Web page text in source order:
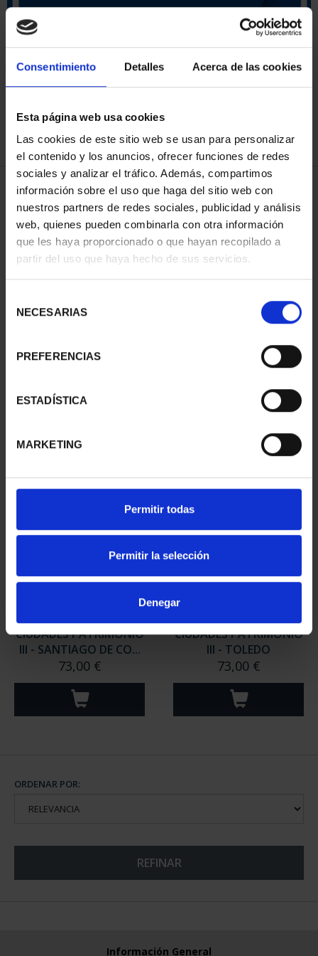
Consentimiento Detalles Acerca de las cookies
Esta página web usa cookies
Las cookies de este sitio web se usan para personalizar
el contenido y los anuncios, ofrecer funciones de redes
sociales y analizar el tráfico. Además, compartimos
información sobre el uso que haga del sitio web con
nuestros partners de redes sociales, publicidad y análisis
web, quienes pueden combinarla con otra información
que les haya proporcionado o que hayan recopilado a
partir del uso que haya hecho de sus servicios.
NECESARIAS
PREFERENCIAS
ESTADÍSTICA
MARKETING
Permitir todas
Permitir la selección
Denegar
ORDENAR POR:
4 Productos encontrados
III - TARRAGONA
73,00 €
III - SEGOVIA
CIUDADES PATRIMONIO
III - SANTIAGO DE CO...
73,00 €
CIUDADES PATRIMONIO
III - TOLEDO
73,00 €
ORDENAR POR:
REFINAR
Información General